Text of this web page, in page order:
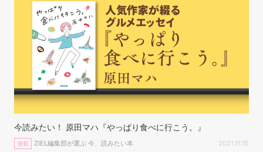
今読みたい！ 原田マハ『やっぱり食べに行こう。』
連載 ZIEL編集部が選ぶ 今、読みたい本 2021.11.15